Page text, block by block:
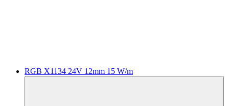
RGB X1134 24V 12mm 15 W/m